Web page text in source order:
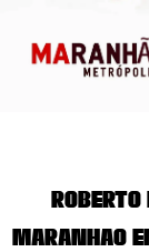
Roberto
Maranhão